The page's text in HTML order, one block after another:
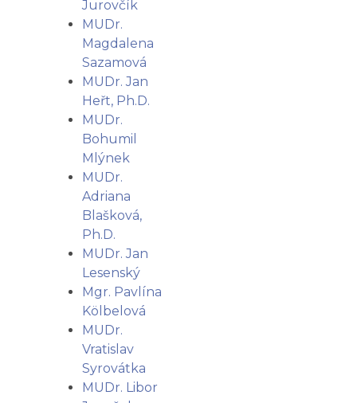
Jurovčík
MUDr.
Magdalena
Sazamová
MUDr. Jan
Heřt, Ph.D.
MUDr.
Bohumil
Mlýnek
MUDr.
Adriana
Blašková,
Ph.D.
MUDr. Jan
Lesenský
Mgr. Pavlína
Kölbelová
MUDr.
Vratislav
Syrovátka
MUDr. Libor